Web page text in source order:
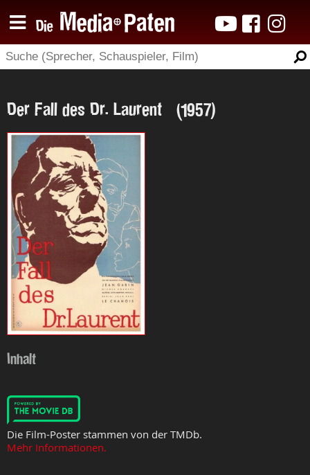
Der Fall des Dr. Laurent (1957)
Inhalt
Die Film-Poster stammen von der TMDb.
Mehr Informationen.